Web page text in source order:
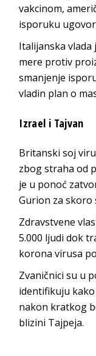
vakcinom,
isporuku
Italijanska
mere protiv
smanjenje
vladin plan o
Izrael i Tajvan
Britanski soj
zbog straha od
je u ponoć
Gurion za skoro
Zdravstvene
5.000 ljudi dok
korona virusa
Zvaničnici su u
identifikuju
nakon kratkog
blizini Tajpeja.